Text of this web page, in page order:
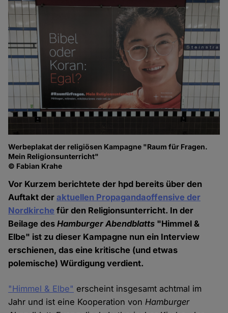
Werbeplakat der religiösen Kampagne "Raum für Fragen.
Mein Religionsunterricht"
© Fabian Krahe
Vor Kurzem berichtete der hpd bereits über den
Auftakt deraktuellen Propagandaoffensive der
Nordkirche für den Religionsunterricht. In der
Beilage desHamburger Abendblatts "Himmel &
Elbe" ist zu dieser Kampagne nun ein Interview
erschienen, das eine kritische (und etwas
polemische) Würdigung verdient.
"Himmel & Elbe" erscheint insgesamt achtmal im
Jahr und ist eine Kooperation vonHamburger